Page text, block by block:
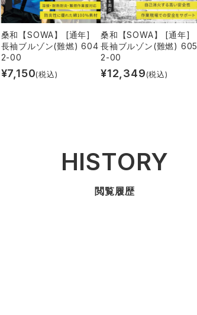
桑和【SOWA】 [通年]
長袖ブルゾン(難燃) 604
2-00
¥7,150(税込)
桑和【SOWA】 [通年]
長袖ブルゾン(難燃) 605
2-00
¥12,349(税込)
HISTORY
閲覧履歴